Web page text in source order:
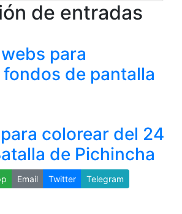
de entradas
para
de pantalla
colorear del 24
de Pichincha
Email Twitter Telegram